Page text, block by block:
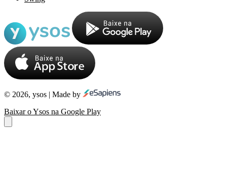
© 2026, ysos | Made by
Baixar o Ysos na Google Play